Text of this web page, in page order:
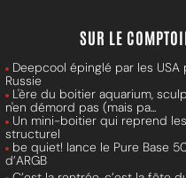
SUR LE
Deepcool épinglé par les
Russie
L'ère du boitier aquarium,
n'en démord pas (mais pa...
Un mini-boitier qui reprend
structurel
be quiet! lance le Pure Base
d’ARGB